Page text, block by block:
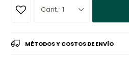
1
MÉTODOS Y COSTOS DE ENVÍO